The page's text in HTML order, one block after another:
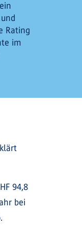
Rating
im
94,8
bei